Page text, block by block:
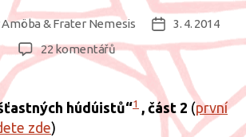
& Frater Nemesis
Datum
příspěvku
3. 4. 2014
22 komentářůu
textu
názvem
O
húdúistů“1 , část 2 (první
zde)